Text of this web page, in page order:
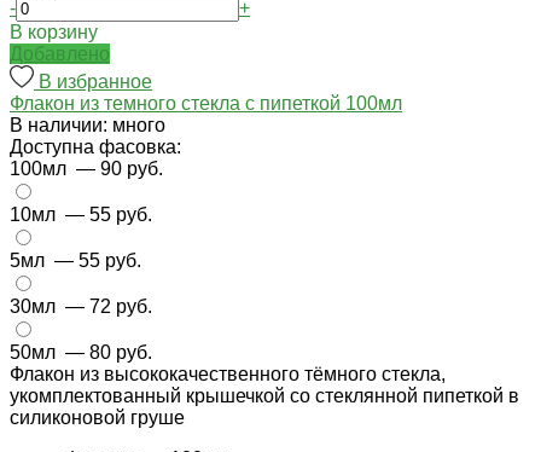
-
+
В корзину
Добавлено
В избранное
Флакон из темного стекла с пипеткой 100мл
В наличии: много
Доступна фасовка:
100мл — 90 руб.
10мл — 55 руб.
5мл — 55 руб.
30мл — 72 руб.
50мл — 80 руб.
Флакон из высококачественного тёмного стекла,
укомплектованный крышечкой со стеклянной пипеткой в
силиконовой груше